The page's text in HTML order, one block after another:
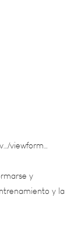
y
y la